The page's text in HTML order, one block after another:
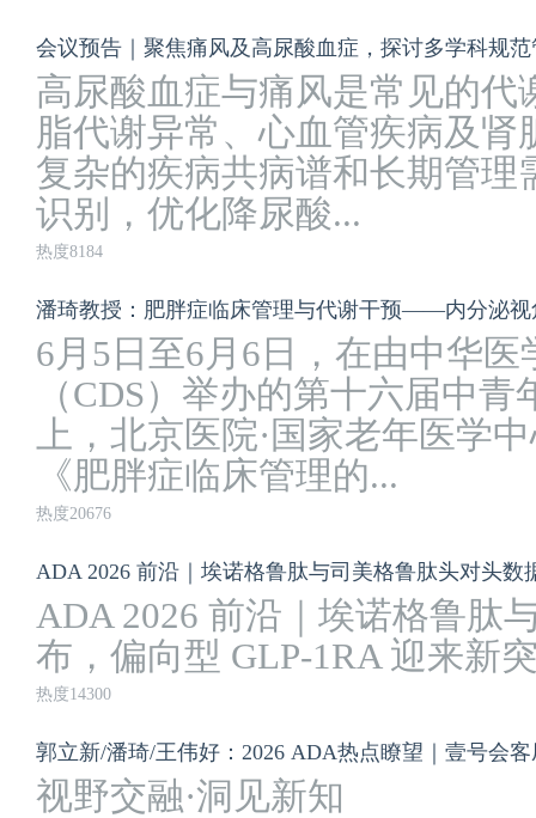
会议预告｜聚焦痛风及高尿酸血症，探讨多学科规
高尿酸血症与痛风是常见的代
脂代谢异常、心血管疾病及
复杂的疾病共病谱和长期管理
识别，优化降尿酸...
热度8184
潘琦教授：肥胖症临床管理与代谢干预——内分泌视
6月5日至6月6日，在由中华
（CDS）举办的第十六届中
上，北京医院·国家老年医学
《肥胖症临床管理的...
热度20676
ADA 2026 前沿｜埃诺格鲁肽与司美格鲁肽头对头
ADA 2026 前沿｜埃诺格鲁肽
布，偏向型 GLP-1RA 迎来新
热度14300
郭立新/潘琦/王伟好：2026 ADA热点瞭望｜壹号会客
视野交融·洞见新知